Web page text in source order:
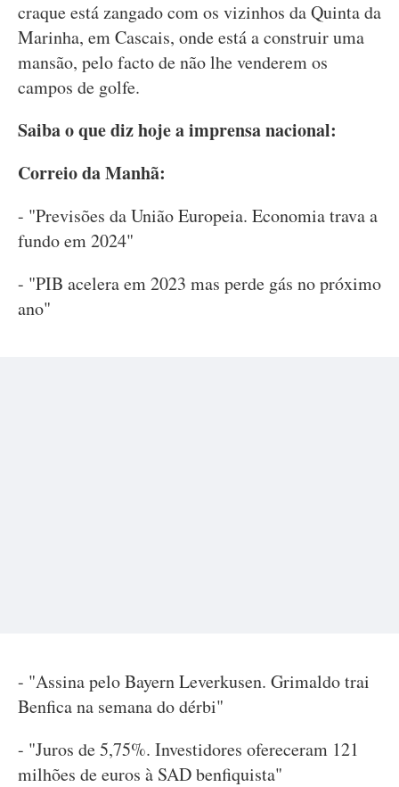
craque está zangado com os vizinhos da Quinta da
Marinha, em Cascais, onde está a construir uma
mansão, pelo facto de não lhe venderem os
campos de golfe.
Saiba o que diz hoje a imprensa nacional:
Correio da Manhã:
- "Previsões da União Europeia. Economia trava a
fundo em 2024"
- "PIB acelera em 2023 mas perde gás no próximo
ano"
- "Assina pelo Bayern Leverkusen. Grimaldo trai
Benfica na semana do dérbi"
- "Juros de 5,75%. Investidores ofereceram 121
milhões de euros à SAD benfiquista"